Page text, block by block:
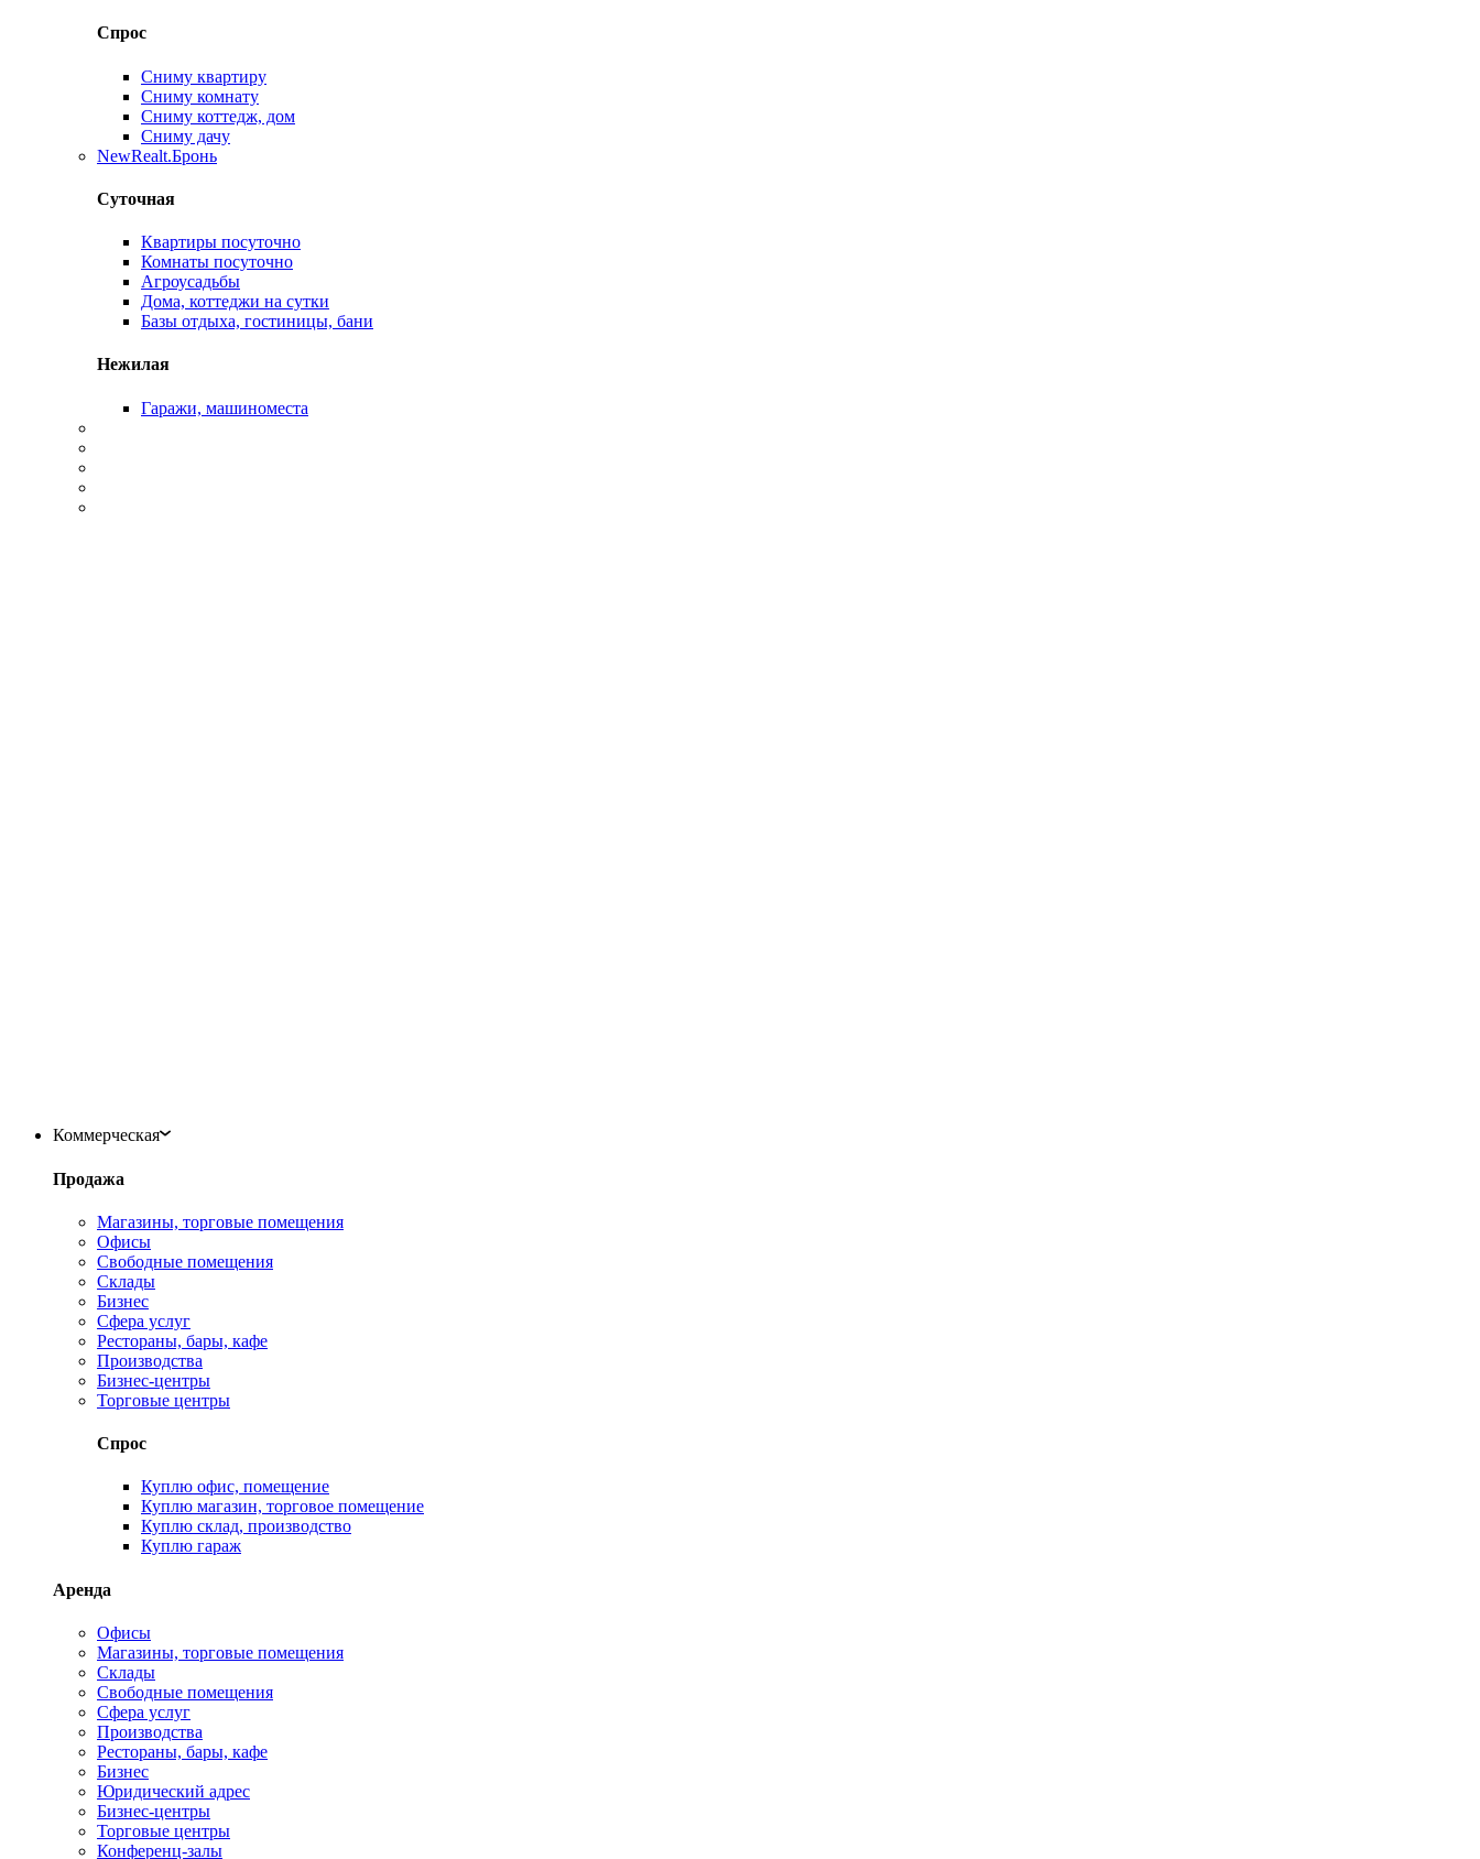
Спрос
Сниму квартиру
Сниму комнату
Сниму коттедж, дом
Сниму дачу
NewRealt.Бронь
Суточная
Квартиры посуточно
Комнаты посуточно
Агроусадьбы
Дома, коттеджи на сутки
Базы отдыха, гостиницы, бани
Нежилая
Гаражи, машиноместа
Коммерческая
Продажа
Магазины, торговые помещения
Офисы
Свободные помещения
Склады
Бизнес
Сфера услуг
Рестораны, бары, кафе
Производства
Бизнес-центры
Торговые центры
Спрос
Куплю офис, помещение
Куплю магазин, торговое помещение
Куплю склад, производство
Куплю гараж
Аренда
Офисы
Магазины, торговые помещения
Склады
Свободные помещения
Сфера услуг
Производства
Рестораны, бары, кафе
Бизнес
Юридический адрес
Бизнес-центры
Торговые центры
Конференц-залы